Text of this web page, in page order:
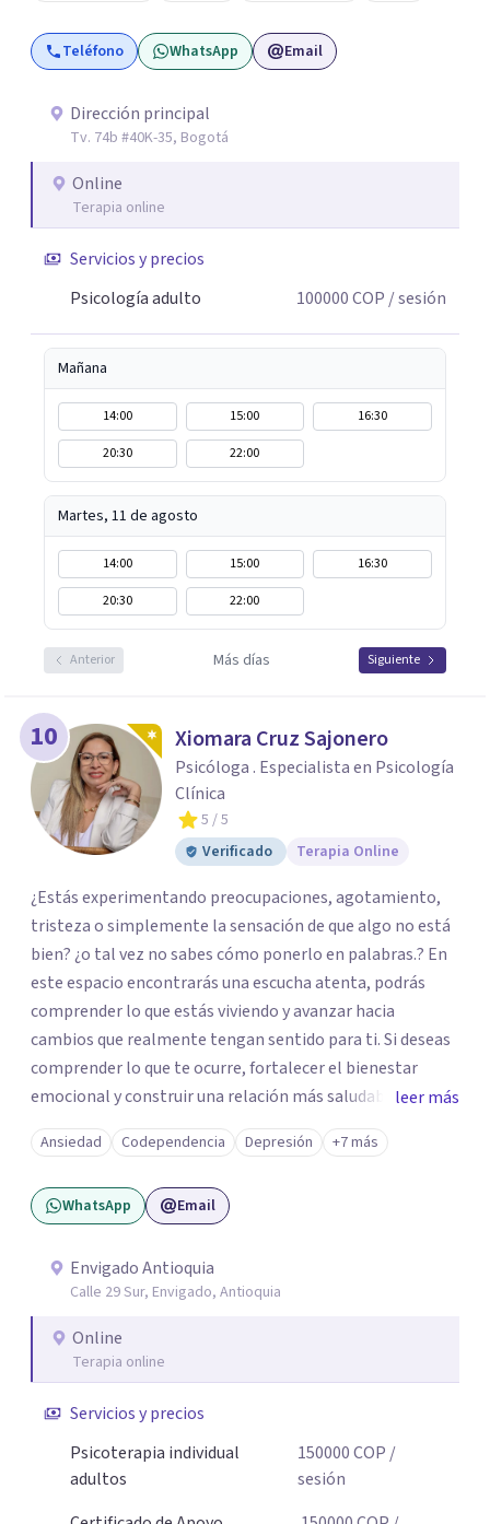
Teléfono WhatsApp Email
Dirección principal
Tv. 74b #40K-35, Bogotá
Online
Terapia online
Servicios y precios
Psicología adulto
100000COP / sesión
Mañana
14:00 15:00
16:30
20:30
22:00
Martes, 11 de agosto
14:00 15:00
16:30
20:30
22:00
Anterior Más días Siguiente
10 Xiomara Cruz Sajonero
Psicóloga . Especialista en Psicología
Clínica
5 / 5
Verificado
Terapia Online
¿Estás experimentando preocupaciones, agotamiento,
tristeza o simplemente la sensación de que algo no está
bien? ¿o tal vez no sabes cómo ponerlo en palabras.? En
este espacio encontrarás una escucha atenta, podrás
comprender lo que estás viviendo y avanzar hacia
cambios que realmente tengan sentido para ti. Si deseas
comprender lo que te ocurre, fortalecer el bienestar
emocional y construir una relación más saludable
contigo mismo y con los demás y sientes que este puede
ser un buen momento para empezar, estaré dispuesta a
acompañarte en ese proceso.
leer más
Ansiedad Codependencia Depresión +7 más
WhatsApp Email
Envigado Antioquia
Calle 29 Sur, Envigado, Antioquia
Online
Terapia online
Servicios y precios
Psicoterapia individual
adultos
150000COP /
sesión